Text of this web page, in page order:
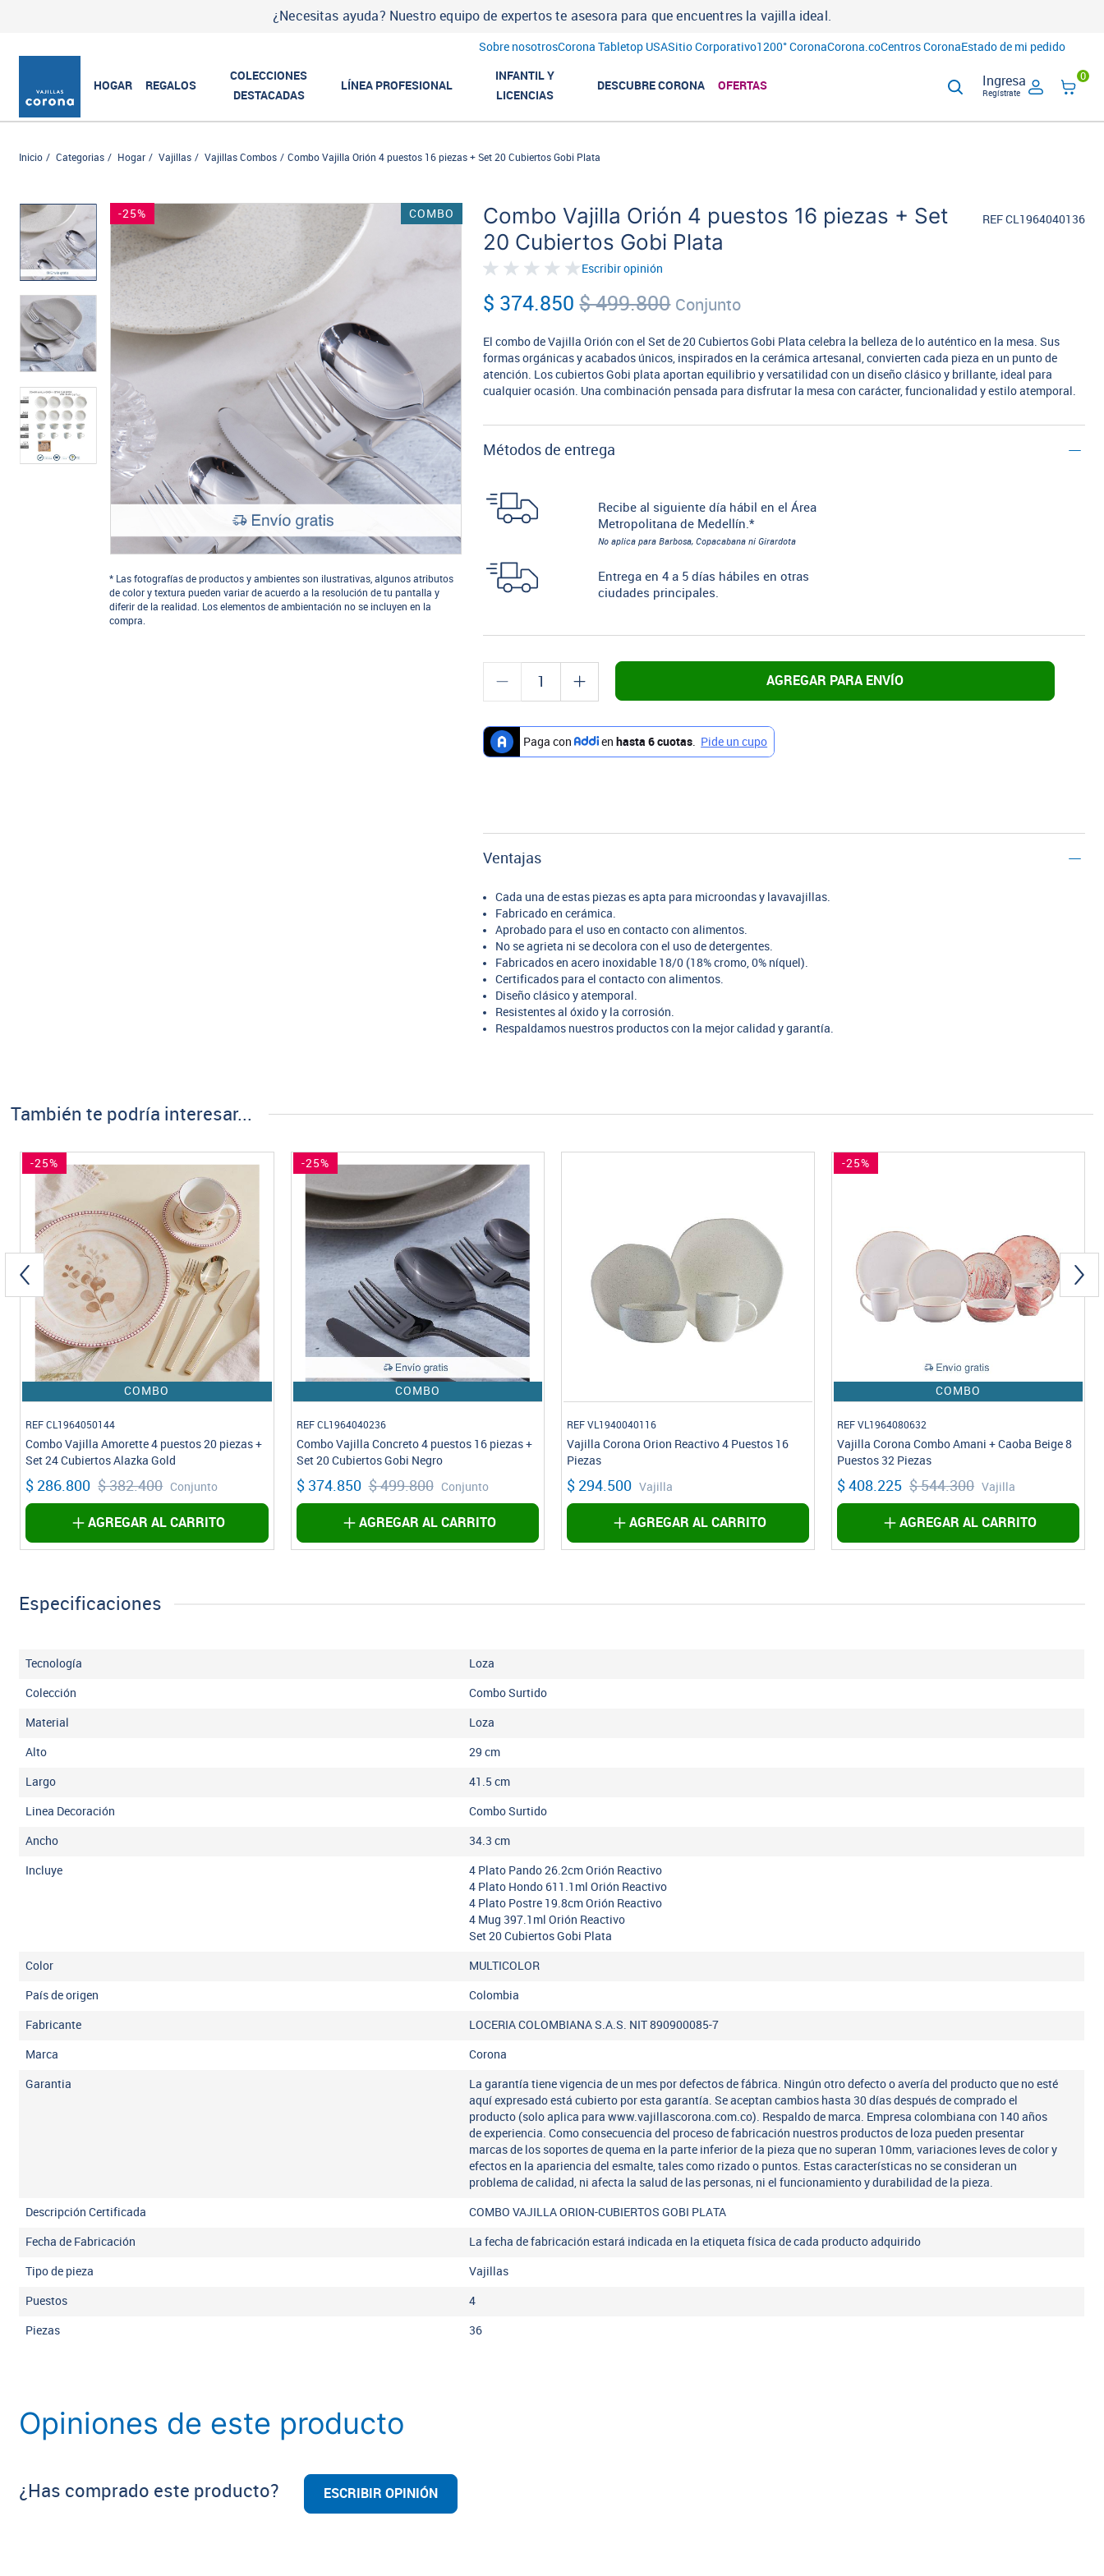
¿Necesitas ayuda? Nuestro equipo de expertos te asesora para que encuentres la vajilla ideal.
Sobre nosotrosCorona Tabletop USASitio Corporativo1200° CoronaCorona.coCentros CoronaEstado de mi pedido
HOGAR REGALOS
COLECCIONES
DESTACADAS
LÍNEA PROFESIONAL
INFANTIL Y
LICENCIAS
DESCUBRE CORONA OFERTAS Ingresa
Regístrate
0
Inicio Categorias Hogar Vajillas Vajillas Combos Combo Vajilla Orión 4 puestos 16 piezas + Set 20 Cubiertos Gobi Plata
Combo Vajilla Orión 4 puestos 16 piezas + Set
20 Cubiertos Gobi Plata
REF CL1964040136
Escribir opinión
-25% COMBO
* Las fotografías de productos y ambientes son ilustrativas, algunos atributos
de color y textura pueden variar de acuerdo a la resolución de tu pantalla y
diferir de la realidad. Los elementos de ambientación no se incluyen en la
compra.
$ 374.850 $ 499.800 Conjunto
El combo de Vajilla Orión con el Set de 20 Cubiertos Gobi Plata celebra la belleza de lo auténtico en la mesa. Sus
formas orgánicas y acabados únicos, inspirados en la cerámica artesanal, convierten cada pieza en un punto de
atención. Los cubiertos Gobi plata aportan equilibrio y versatilidad con un diseño clásico y brillante, ideal para
cualquier ocasión. Una combinación pensada para disfrutar la mesa con carácter, funcionalidad y estilo atemporal.
Métodos de entrega
Recibe al siguiente día hábil en el Área
Metropolitana de Medellín.*
No aplica para Barbosa, Copacabana ni Girardota
Entrega en 4 a 5 días hábiles en otras
ciudades principales.
AGREGAR PARA ENVÍO
Ventajas
Cada una de estas piezas es apta para microondas y lavavajillas.
Fabricado en cerámica.
Aprobado para el uso en contacto con alimentos.
No se agrieta ni se decolora con el uso de detergentes.
Fabricados en acero inoxidable 18/0 (18% cromo, 0% níquel).
Certificados para el contacto con alimentos.
Diseño clásico y atemporal.
Resistentes al óxido y la corrosión.
Respaldamos nuestros productos con la mejor calidad y garantía.
También te podría interesar...
-25%
COMBO
REF CL1964040236
Combo Vajilla Concreto 4 puestos 16 piezas +
Set 20 Cubiertos Gobi Negro
$ 374.850 $ 499.800 Conjunto
AGREGAR AL CARRITO
REF VL1940040116
Vajilla Corona Orion Reactivo 4 Puestos 16
Piezas
$ 294.500 Vajilla
AGREGAR AL CARRITO
REF VL1964080632
Vajilla Corona Combo Amani + Caoba Beige 8
Puestos 32 Piezas
$ 408.225 $ 544.300
AGREGAR AL CARRITO
-25%
COMBO
REF CL1964040340
Combo Vajilla Caoba Beige 4 puestos 16
piezas + Set 24 Cubiertos Alazka Gold
$ 299.850 $ 399.800 Conjunto
AVÍSAME CUANDO VUELVA
Especificaciones
Tecnología Loza
Colección Combo Surtido
Material Loza
Alto 29 cm
Largo 41.5 cm
Linea Decoración Combo Surtido
Ancho 34.3 cm
Incluye
4 Plato Pando 26.2cm Orión Reactivo
4 Plato Hondo 611.1ml Orión Reactivo
4 Plato Postre 19.8cm Orión Reactivo
4 Mug 397.1ml Orión Reactivo
Set 20 Cubiertos Gobi Plata
Color MULTICOLOR
País de origen Colombia
Fabricante LOCERIA COLOMBIANA S.A.S. NIT 890900085-7
Marca Corona
Garantia
La garantía tiene vigencia de un mes por defectos de fábrica. Ningún otro defecto o avería del producto que no esté
aquí expresado está cubierto por esta garantía. Se aceptan cambios hasta 30 días después de comprado el
producto (solo aplica para www.vajillascorona.com.co). Respaldo de marca. Empresa colombiana con 140 años
de experiencia. Como consecuencia del proceso de fabricación nuestros productos de loza pueden presentar
marcas de los soportes de quema en la parte inferior de la pieza que no superan 10mm, variaciones leves de color y
efectos en la apariencia del esmalte, tales como rizado o puntos. Estas características no se consideran un
problema de calidad, ni afecta la salud de las personas, ni el funcionamiento y durabilidad de la pieza.
Descripción Certificada COMBO VAJILLA ORION-CUBIERTOS GOBI PLATA
Fecha de Fabricación La fecha de fabricación estará indicada en la etiqueta física de cada producto adquirido
Tipo de pieza Vajillas
Puestos 4
Piezas 36
Opiniones de este producto
¿Has comprado este producto? ESCRIBIR OPINIÓN